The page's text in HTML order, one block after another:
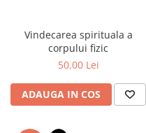
Enciclopedii
Kids Book Club
Literatura Scolara
Vindecarea spirituala a
corpului fizic
50,00 Lei
ADAUGA IN COS